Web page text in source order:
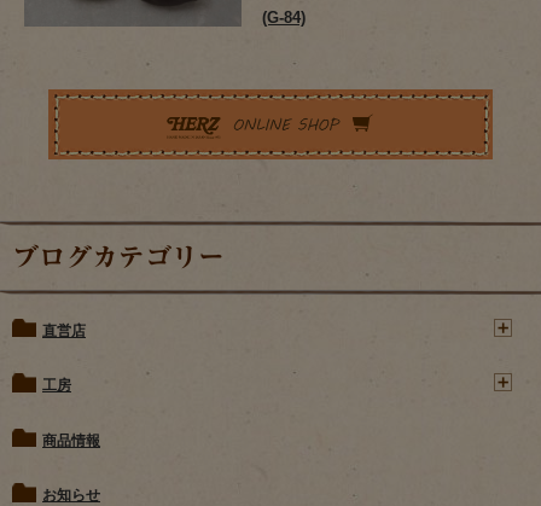
(G-84)
ブログカテゴリー
直営店
工房
商品情報
お知らせ